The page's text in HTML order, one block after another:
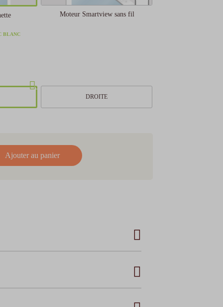
à3 000€
€
Moteur Smartview sans fil
BLANC
DROITE
Ajouter au panier